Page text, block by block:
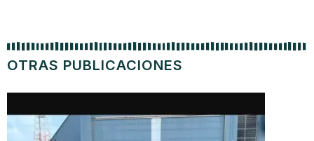
OTRAS PUBLICACIONES